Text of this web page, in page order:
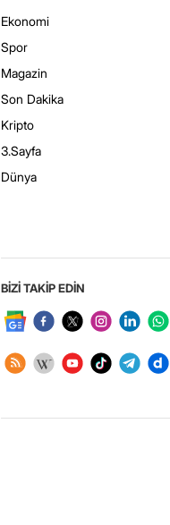
Ekonomi
Spor
Magazin
Son Dakika
Kripto
3.Sayfa
Dünya
BİZİ TAKİP EDİN